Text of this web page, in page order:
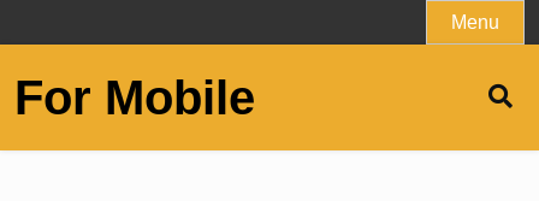
to
Menu
For Mobile